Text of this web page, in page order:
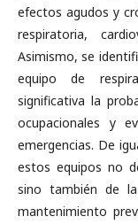
efectos agudos y
respiratoria,
Asimismo, se
equipo de
significativa la
ocupacionales y
emergencias. De
estos equipos no
sino también de
mantenimiento